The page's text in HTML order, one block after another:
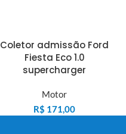
Coletor admissão Ford
Fiesta Eco 1.0
supercharger
Motor
R$ 171,00